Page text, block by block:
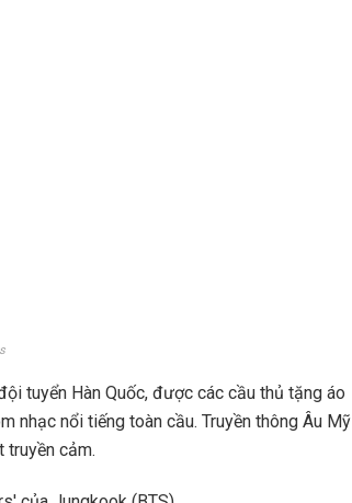
tuyển Hàn Quốc, được các cầu thủ tặng áo
nhạc nổi tiếng toàn cầu. Truyền thông Âu Mỹ
truyền cảm.